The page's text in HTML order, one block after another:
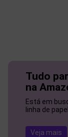
Tudo
na
Está em
linha de
Veja mais